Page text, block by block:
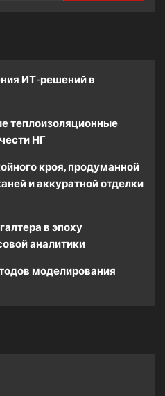
ИТ-решений в
теплоизоляционные
НГ
кроя, продуманной
и аккуратной отделки
в эпоху
аналитики
моделирования